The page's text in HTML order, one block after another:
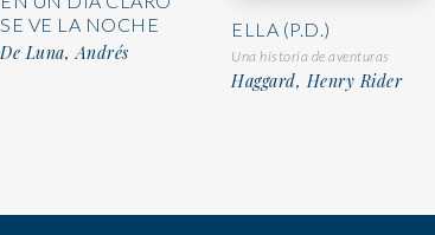
SE VE LA NOCHE
De Luna, Andrés
ELLA (P.D.)
Una historia de aventuras
Haggard, Henry Rider